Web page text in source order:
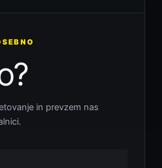
in prevzem nas